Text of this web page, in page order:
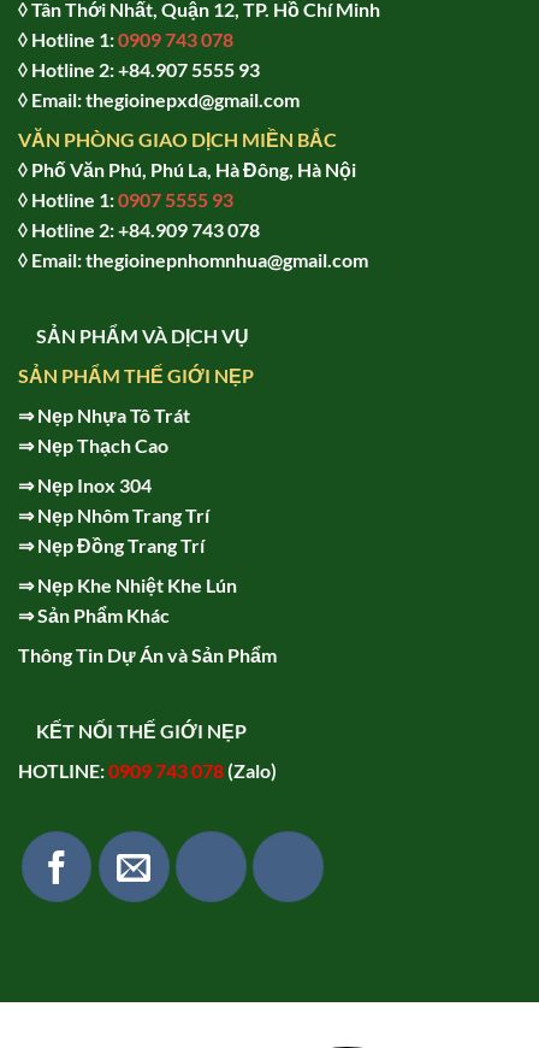
◊ Tân Thới Nhất, Quận 12, TP. Hồ Chí Minh
◊ Hotline 1:0909 743 078
◊ Hotline 2: +84.907 5555 93
◊ Email: thegioinepxd@gmail.com
VĂN PHÒNG GIAO DỊCH MIỀN BẮC
◊ Phố Văn Phú, Phú La, Hà Đông, Hà Nội
◊ Hotline 1:0907 5555 93
◊ Hotline 2:+84.909 743 078
◊ Email: thegioinepnhomnhua@gmail.com
SẢN PHẨM VÀ DỊCH VỤ
SẢN PHẨM THẾ GIỚI NẸP
⇒Nẹp Nhựa Tô Trát
⇒Nẹp Thạch Cao
⇒Nẹp Inox 304
⇒Nẹp Nhôm Trang Trí
⇒Nẹp Đồng Trang Trí
⇒Nẹp Khe Nhiệt Khe Lún
⇒Sản Phẩm Khác
Thông Tin Dự Án và Sản Phẩm
KẾT NỐI THẾ GIỚI NẸP
HOTLINE:0909 743 078(Zalo)